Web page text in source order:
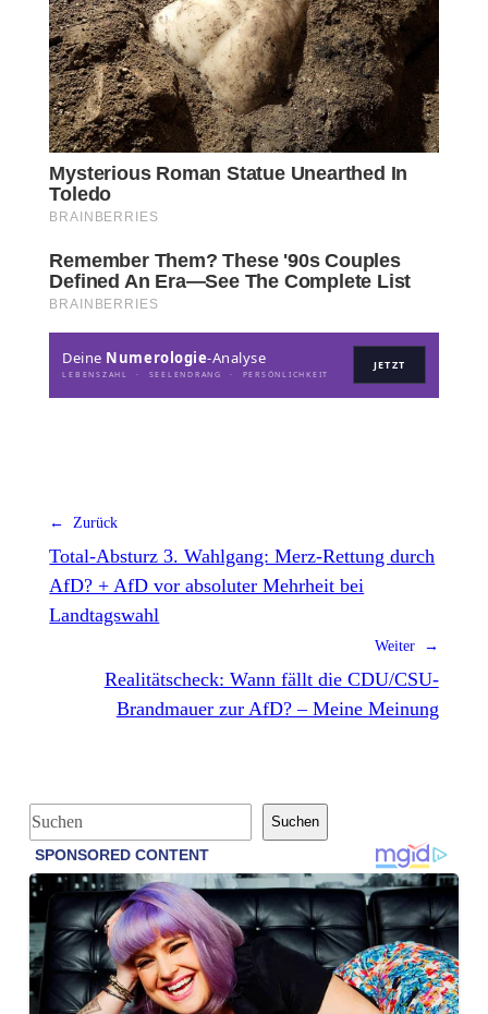
Deine Numerologie-Analyse
LEBENSZAHL · SEELENDRANG · PERSÖNLICHKEIT
JETZT
← Zurück
Total-Absturz 3. Wahlgang: Merz-Rettung durch
AfD? + AfD vor absoluter Mehrheit bei
Landtagswahl
Weiter →
Realitätscheck: Wann fällt die CDU/CSU-
Brandmauer zur AfD? – Meine Meinung
S
u
h
e
n
Suchen